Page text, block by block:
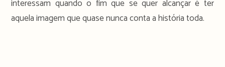
interessam quando o fim que se quer alcançar é ter
aquela imagem que quase nunca conta a história toda.